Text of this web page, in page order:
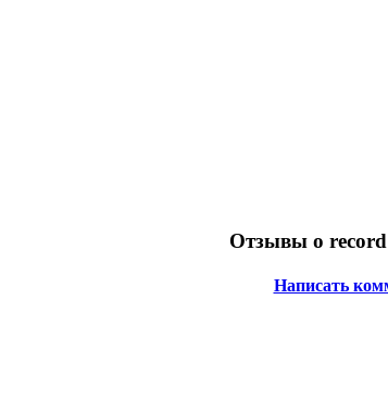
Отзывы о
Написать